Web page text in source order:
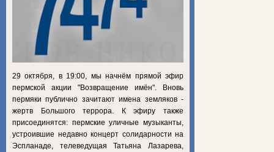
29 октября, в 19:00, мы начнём прямой эфир
пермской акции "Возвращение имён". Вновь
пермяки публично зачитают имена земляков -
жертв Большого террора. К эфиру также
присоединятся: пермские уличные музыканты,
устроившие недавно концерт солидарности на
Эспланаде, телеведущая Татьяна Лазарева,